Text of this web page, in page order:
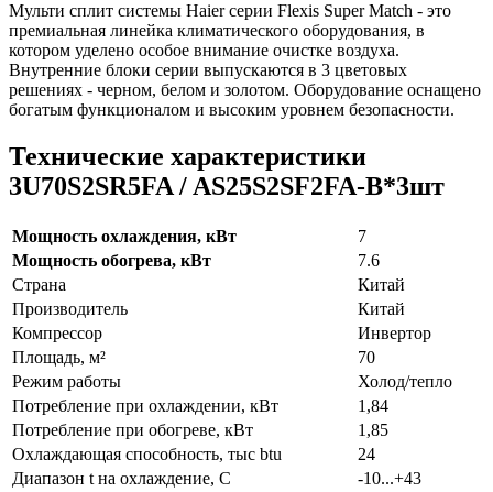
Мульти сплит системы Haier серии Flexis Super Match - это
премиальная линейка климатического оборудования, в
котором уделено особое внимание очистке воздуха.
Внутренние блоки серии выпускаются в 3 цветовых
решениях - черном, белом и золотом. Оборудование оснащено
богатым функционалом и высоким уровнем безопасности.
Технические характеристики
3U70S2SR5FA / AS25S2SF2FA-B*3шт
Мощность охлаждения, кВт
7
Мощность обогрева, кВт
7.6
Страна
Китай
Производитель
Китай
Компрессор
Инвертор
Площадь, м²
70
Режим работы
Холод/тепло
Потребление при охлаждении, кВт
1,84
Потребление при обогреве, кВт
1,85
Охлаждающая способность, тыс btu
24
Диапазон t на охлаждение, С
-10...+43